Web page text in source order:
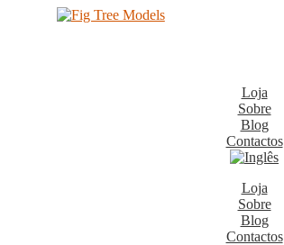
Loja
Sobre
Blog
Contactos
Loja
Sobre
Blog
Contactos